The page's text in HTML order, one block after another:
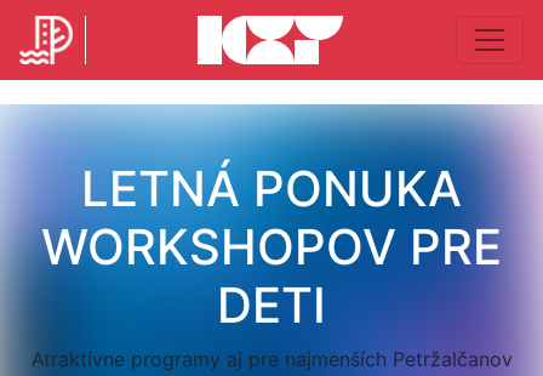
LETNÁ PONUKA
WORKSHOPOV PRE
DETI
Atraktívne programy aj pre najmenších Petržalčanov